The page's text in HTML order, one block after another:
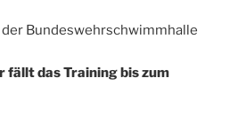
der Bundeswehrschwimmhalle
fällt das Training bis zum